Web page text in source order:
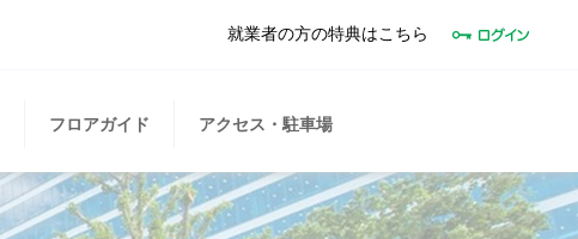
就業者の方の特典はこちら
フロアガイド アクセス・駐車場